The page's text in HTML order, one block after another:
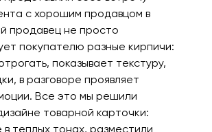
с хорошим продавцом в
продавец не просто
покупателю разные кирпичи:
показывает текстуру,
в разговоре проявляет
Все это мы решили
товарной карточки:
теплых тонах, разместили